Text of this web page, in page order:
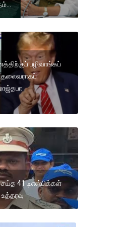
பழிவாங்கப்
தலைவராகப்
41 டிஎஸ்பிக்கள்